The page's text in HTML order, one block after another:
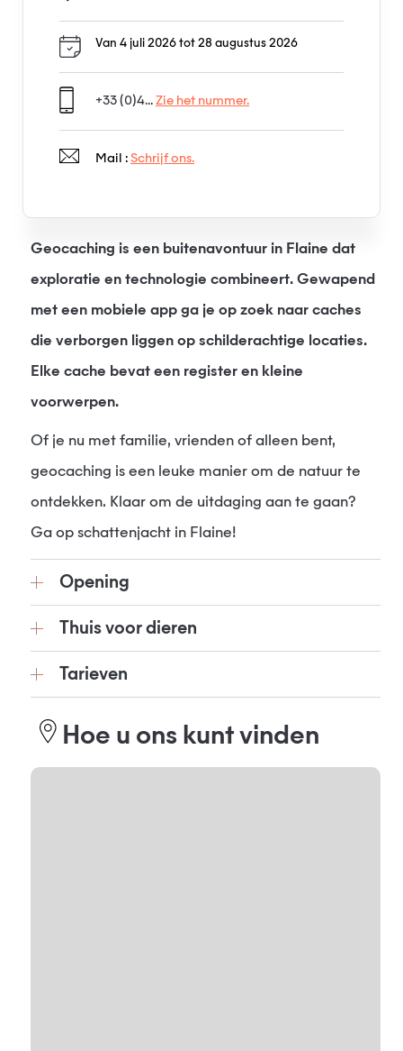
Geocaching is een buitenavontuur in Flaine dat
exploratie en technologie combineert. Gewapend
met een mobiele app ga je op zoek naar caches
die verborgen liggen op schilderachtige locaties.
Elke cache bevat een register en kleine
voorwerpen.
Of je nu met familie, vrienden of alleen bent,
geocaching is een leuke manier om de natuur te
ontdekken. Klaar om de uitdaging aan te gaan?
Ga op schattenjacht in Flaine!
Opening
Thuis voor dieren
Tarieven
Hoe u ons kunt vinden
Van 4 juli 2026 tot 28 augustus 2026
+33 (0)4... Zie het nummer.
Mail : Schrijf ons.